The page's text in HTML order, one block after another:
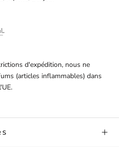
.
d'expédition, nous ne
(articles inflammables) dans